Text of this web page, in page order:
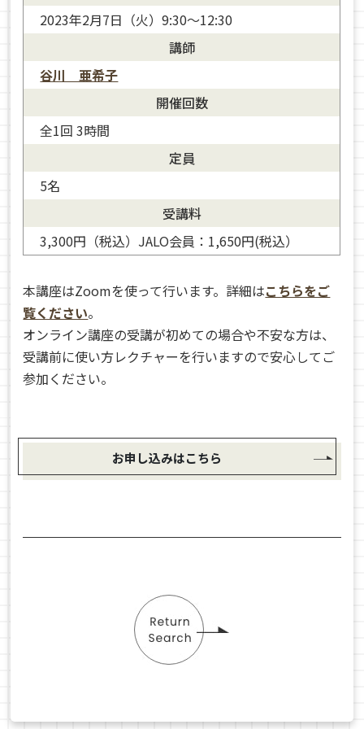
2023年2月7日（火）9:30～12:30
講師
谷川 亜希子
開催回数
全1回 3時間
定員
5名
受講料
3,300円（税込）JALO会員：1,650円(税込）
本講座はZoomを使って行います。詳細はこちらをご
覧ください。
オンライン講座の受講が初めての場合や不安な方は、
受講前に使い方レクチャーを行いますので安心してご
参加ください。
お申し込みはこちら